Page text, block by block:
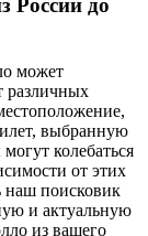
может
различных
выбранную
колебаться
от этих
наш поисковик
и актуальную
из вашего